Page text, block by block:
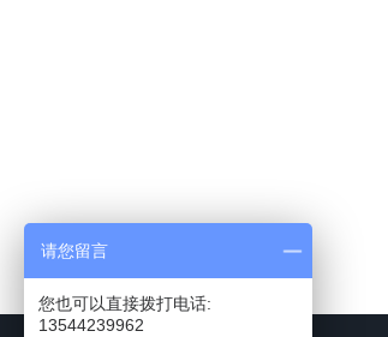
请您留言
您也可以直接拨打电话:
13544239962